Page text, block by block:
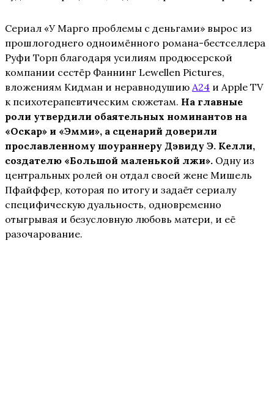
Сериал «У Марго проблемы с деньгами» вырос из
прошлогоднего одноимённого романа-бестселлера
Руфи Торп благодаря усилиям продюсерской
компании сестёр Фаннинг Lewellen Pictures,
вложениям Кидман и неравнодушию A24 и Apple TV
к психотерапевтическим сюжетам. На главные
роли утвердили обаятельных номинантов на
«Оскар» и «Эмми», а сценарий доверили
прославленному шоураннеру Дэвиду Э. Келли,
создателю «Большой маленькой лжи». Одну из
центральных ролей он отдал своей жене Мишель
Пфайффер, которая по итогу и задаёт сериалу
специфическую дуальность, одновременно
отыгрывая и безусловную любовь матери, и её
разочарование.